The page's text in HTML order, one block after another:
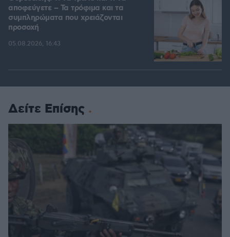
αποφεύγετε – Τα τρόφιμα και τα
συμπληρώματα που χρειάζονται
προσοχή
05.08.2026, 16:43
Δείτε Επίσης